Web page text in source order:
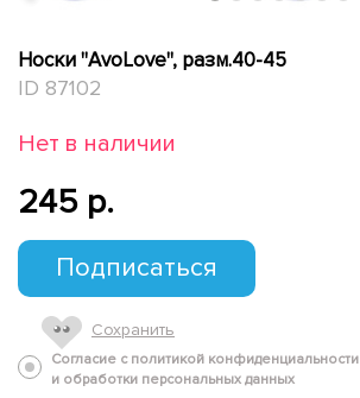
Носки "AvoLove", разм.40-45
ID 87102
Нет в наличии
245 p.
Подписаться
Сохранить
Согласие с политикой конфиденциальности
и обработки персональных данных